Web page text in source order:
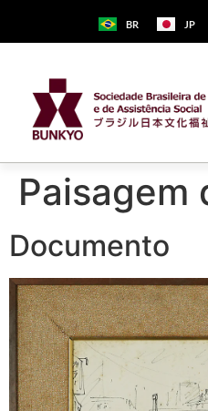
BR JP
Paisagem
Documento